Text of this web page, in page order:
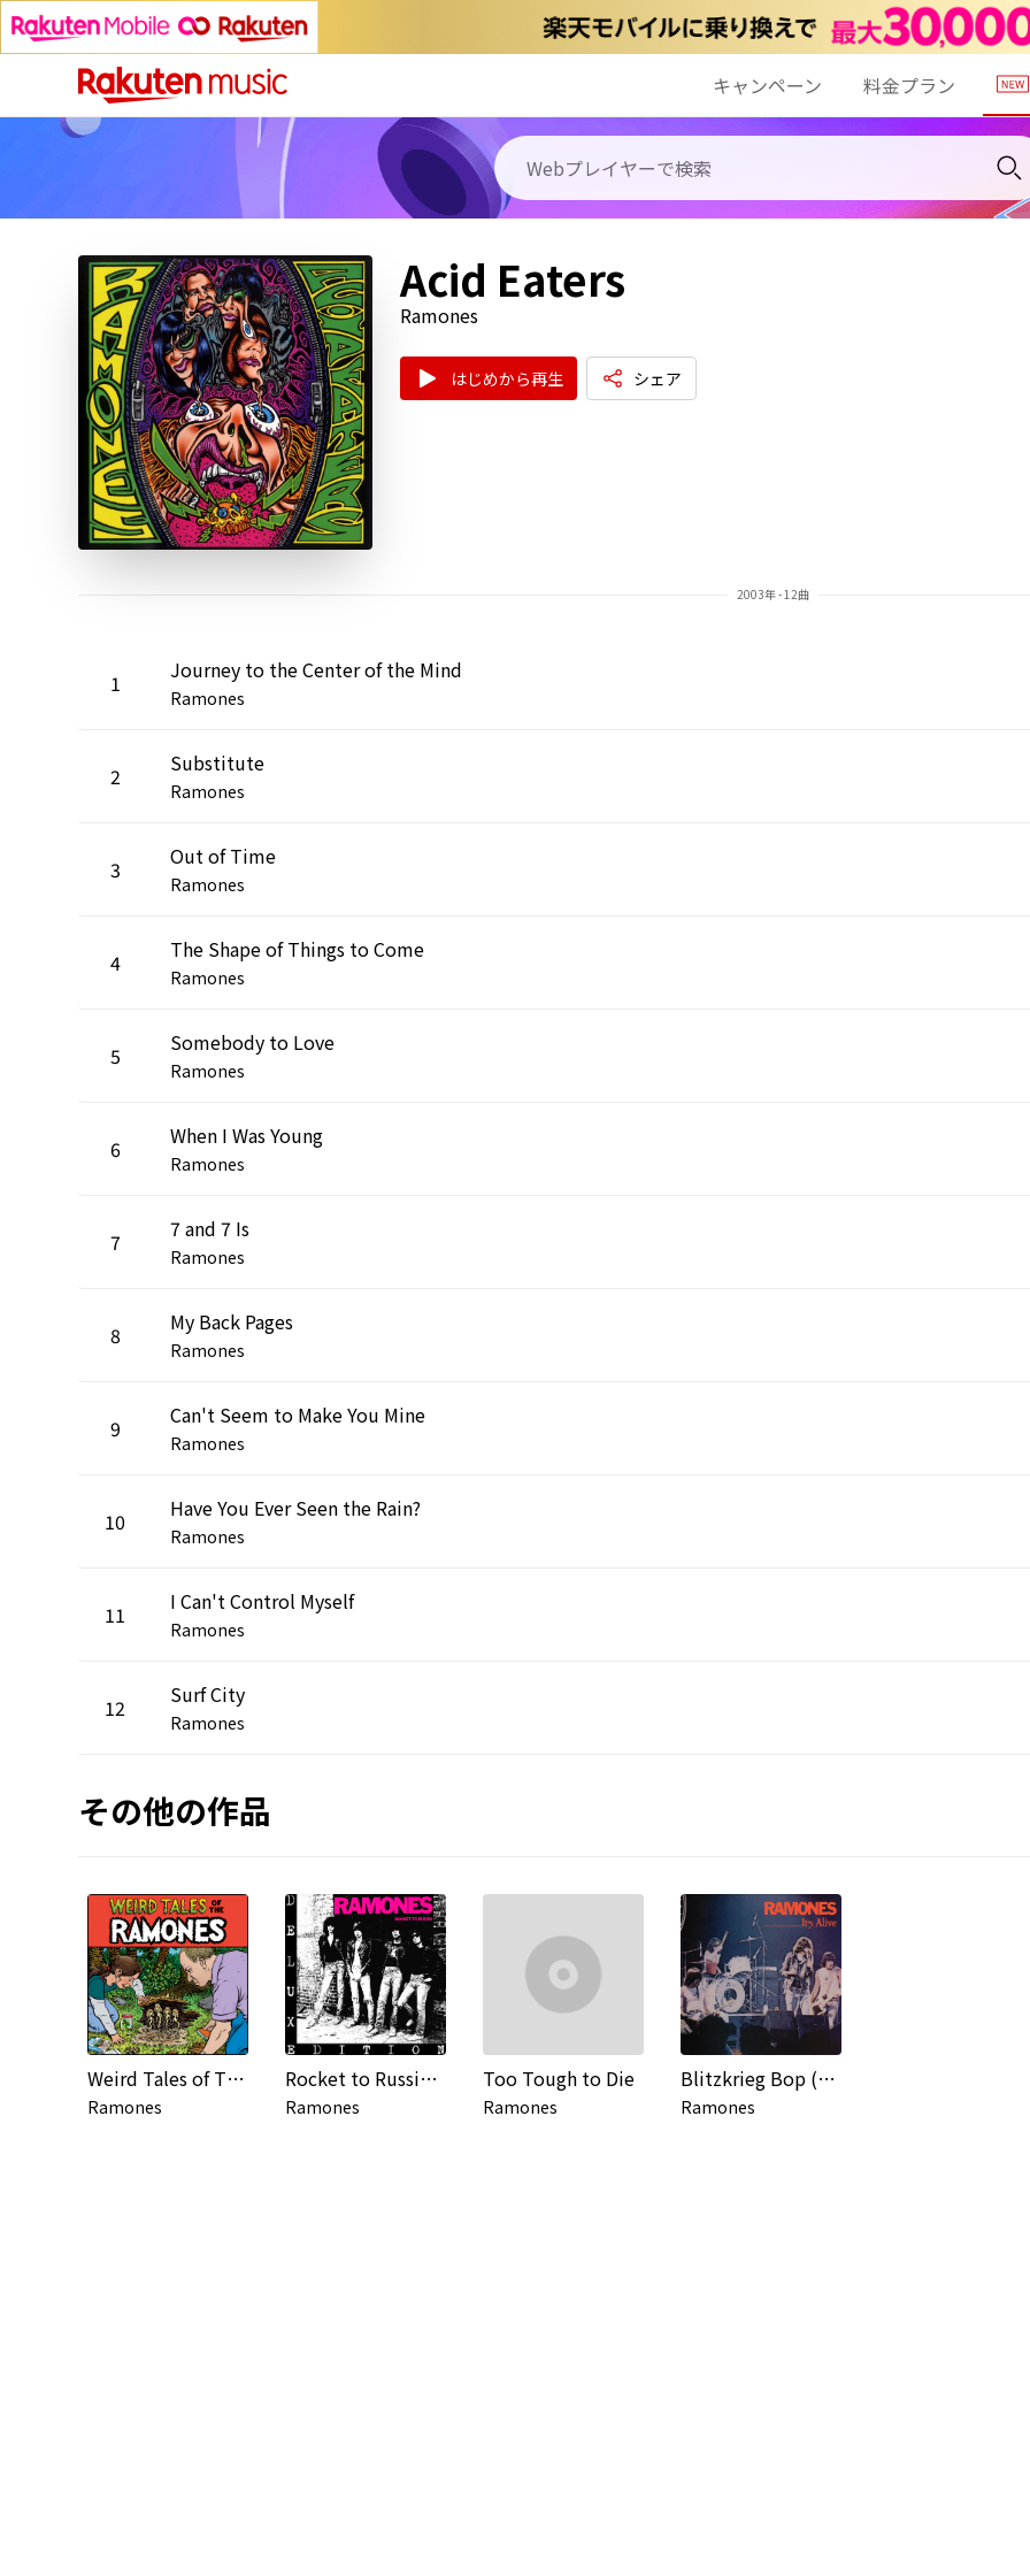
キャンペーン 料金プラン
Acid Eaters
Ramones
はじめから再生 シェア
2003年 - 12曲
1 Journey to the Center of the Mind
Ramones
2 Substitute
Ramones
3 Out of Time
Ramones
4 The Shape of Things to Come
Ramones
5 Somebody to Love
Ramones
6 When I Was Young
Ramones
7 7 and 7 Is
Ramones
8 My Back Pages
Ramones
9 Can't Seem to Make You Mine
Ramones
10 Have You Ever Seen the Rain?
Ramones
11 I Can't Control Myself
Ramones
12 Surf City
Ramones
その他の作品
Weird Tales of The Ramones (1976 - 1996)
Ramones
Rocket to Russia (Expanded 2005 Remaster)
Ramones
Too Tough to Die
Ramones
Blitzkrieg Bop (Live at Top Rank, Birmingham, Warwickshire, 12/28/77)
Ramones